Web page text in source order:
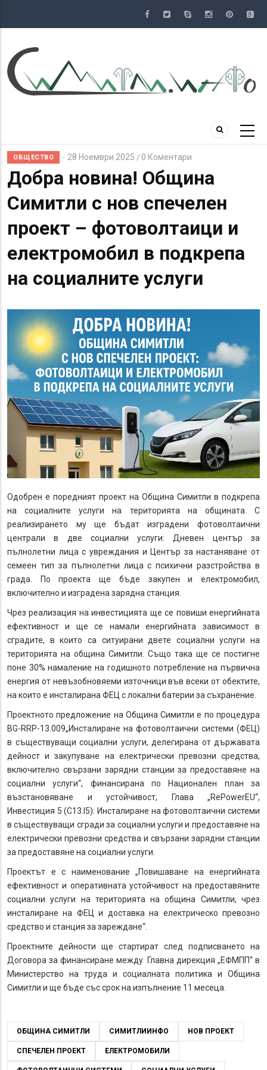
съдържание
ОБЩЕСТВО 28 Ноември 2025 / 0 Коментари
Добра новина! Община
Симитли с нов спечелен
проект – фотоволтаици и
електромобил в подкрепа
на социалните услуги
Одобрен е поредният проект на Община Симитли в подкрепа
на социалните услуги на територията на общината. С
реализирането му ще бъдат изградени фотоволтаични
централи в две социални услуги: Дневен център за
пълнолетни лица с увреждания и Център за настаняване от
семеен тип за пълнолетни лица с психични разстройства в
града. По проекта ще бъде закупен и електромобил,
включително и изградена зарядна станция.
Чрез реализация на инвестицията ще се повиши енергийната
ефективност и ще се намали енергийната зависимост в
сградите, в които са ситуирани двете социални услуги на
територията на община Симитли. Също така ще се постигне
поне 30% намаление на годишното потребление на първична
енергия от невъзобновяеми източници във всеки от обектите,
на които е инсталирана ФЕЦ с локални батерии за съхранение.
Проектното предложение на Община Симитли е по процедура
BG-RRP-13.009„Инсталиране на фотоволтаични системи (ФЕЦ)
в съществуващи социални услуги, делегирана от държавата
дейност и закупуване на електрически превозни средства,
включително свързани зарядни станции за предоставяне на
социални услуги“, финансирана по Национален план за
възстановяване и устойчивост, Глава „RePowerEU“,
Инвестиция 5 (C13.I5): Инсталиране на фотоволтаични системи
в съществуващи сгради за социални услуги и предоставяне на
електрически превозни средства и свързани зарядни станции
за предоставяне на социални услуги.
Проектът е с наименование „Повишаване на енергийната
ефективност и оперативната устойчивост на предоставяните
социални услуги на територията на община Симитли, чрез
инсталиране на ФЕЦ и доставка на електрическо превозно
средство и станция за зареждане“.
Проектните дейности ще стартират след подписването на
Договора за финансиране между Главна дирекция „ЕФМПП“ в
Министерство на труда и социалната политика и Община
Симитли и ще бъде със срок на изпълнение 11 месеца.
ОБЩИНА СИМИТЛИ СИМИТЛИИНФО НОВ ПРОЕКТ
СПЕЧЕЛЕН ПРОЕКТ ЕЛЕКТРОМОБИЛИ